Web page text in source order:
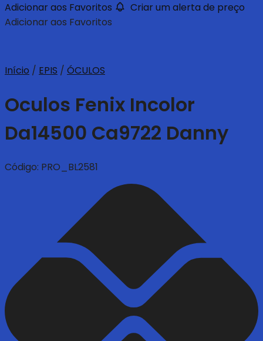
Adicionar aos Favoritos
Criar um alerta de preço
Adicionar aos Favoritos
Início / EPIS / ÓCULOS
Oculos Fenix Incolor
Da14500 Ca9722 Danny
Código: PRO_BL2581